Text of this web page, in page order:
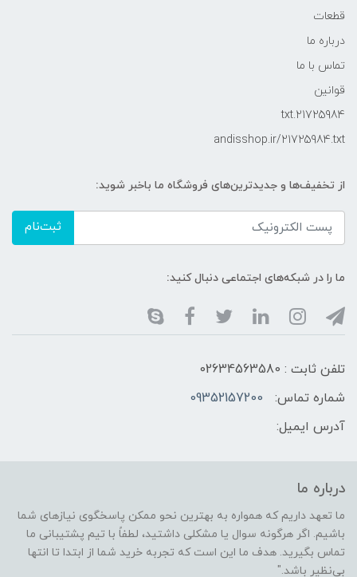
قطعات
درباره ما
تماس با ما
قوانین
21725984.txt
andisshop.ir/21725984.txt
از تخفیف‌ها و جدیدترین‌های فروشگاه ما باخبر شوید:
ثبت‌نام
ما را در شبکه‌های اجتماعی دنبال کنید:
تلفن ثابت : 02634563580
شماره تماس:
09352157200
آدرس ایمیل:
درباره ما
ما تعهد داریم که همواره به بهترین نحو ممکن پاسخگوی نیازهای شما
باشیم. اگر هرگونه سوال یا مشکلی داشتید، لطفاً با تیم پشتیبانی ما
تماس بگیرید. هدف ما این است که تجربه خرید شما از ابتدا تا انتها
بی‌نظیر باشد."